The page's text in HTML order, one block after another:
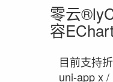
零云
容
目前支持
uni-app x